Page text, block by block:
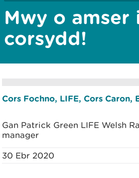
Mwy o amser
corsydd!
Cors Fochno, LIFE, Cors Caron,
Gan Patrick Green LIFE Welsh
manager
30 Ebr 2020